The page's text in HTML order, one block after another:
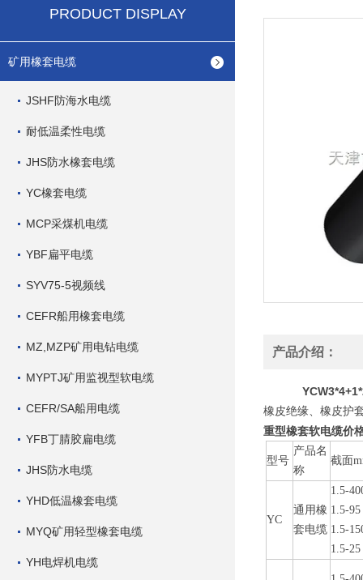
PRODUCT DISPLAY
矿用橡套电缆
JSHF防海水电缆
耐低温柔性电缆
JHS防水橡套电缆
YC橡套电缆
MCP采煤机电缆
YBF扁平电缆
SYV75-5视频线
CEFR船用橡套电缆
MZ,MZP矿用电钻电缆
MYPTJ矿用监视型软电缆
CEFR/SA船用电缆
YFB丁腈胶扁电缆
JHS防水电缆
YHD低温橡套电缆
MYQ矿用轻型橡套电缆
YH电焊机电缆
产品介绍：
橡皮绝缘、橡皮护
重型橡套软电缆价
型号
产品名
称
截面
YC
通用橡
套电缆
1.5-
1.5-95
1.5-
1.5-25